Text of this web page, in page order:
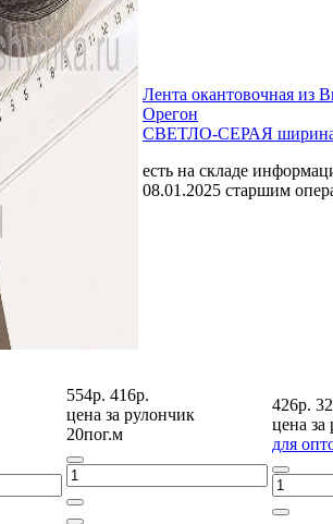
Лента окантовочная из
Орегон
СВЕТЛО-СЕРАЯ
есть на складе
08.01.2025 старшим
554р. 416р.
цена за рулончик
20пог.м
426р.
цена за
для